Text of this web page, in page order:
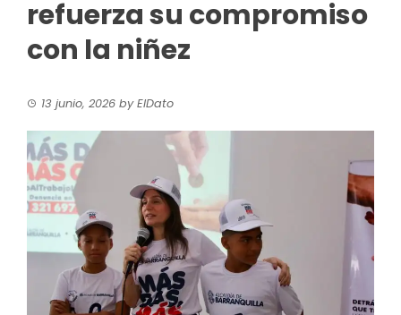
refuerza su compromiso
con la niñez
13 junio, 2026 byElDato